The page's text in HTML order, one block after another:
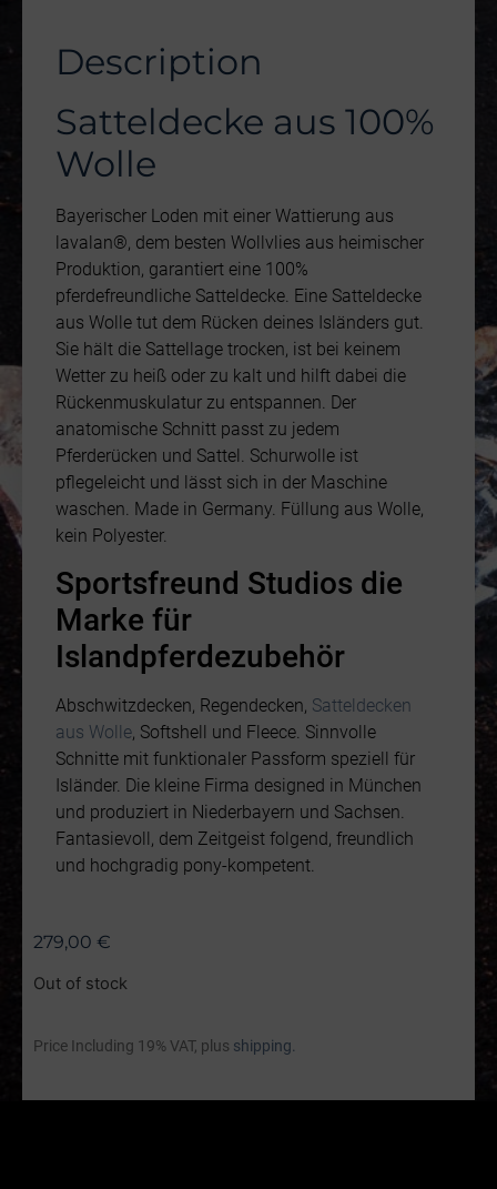
Description
Satteldecke aus 100%
Wolle
Bayerischer Loden mit einer Wattierung aus
lavalan®, dem besten Wollvlies aus heimischer
Produktion, garantiert eine 100%
pferdefreundliche Satteldecke. Eine Satteldecke
aus Wolle tut dem Rücken deines Isländers gut.
Sie hält die Sattellage trocken, ist bei keinem
Wetter zu heiß oder zu kalt und hilft dabei die
Rückenmuskulatur zu entspannen. Der
anatomische Schnitt passt zu jedem
Pferderücken und Sattel. Schurwolle ist
pflegeleicht und lässt sich in der Maschine
waschen. Made in Germany. Füllung aus Wolle,
kein Polyester.
Sportsfreund Studios die
Marke für
Islandpferdezubehör
Abschwitzdecken, Regendecken, Satteldecken
aus Wolle, Softshell und Fleece. Sinnvolle
Schnitte mit funktionaler Passform speziell für
Isländer. Die kleine Firma designed in München
und produziert in Niederbayern und Sachsen.
Fantasievoll, dem Zeitgeist folgend, freundlich
und hochgradig pony-kompetent.
279,00 €
Out of stock
Price Including 19% VAT, plus shipping.